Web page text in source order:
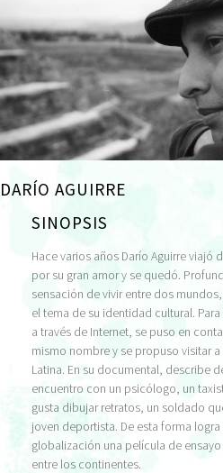
DARÍO AGUIRRE
SINOPSIS
Hace varios años Darío Aguirre viajó
por su gran amor y se quedó.
sensación de vivir entre dos
el tema de su identidad cultural.
a través de Internet, se puso en
mismo nombre y se propuso visitar
Latina. En su documental, describe
encuentro con un psicólogo, un
gusta dibujar retratos, un soldado
joven deportista. De esta forma
globalización una película de
entre los continentes.